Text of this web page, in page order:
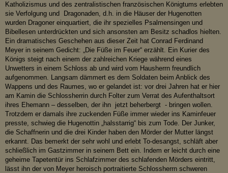
Katholizismus und des zentralistischen französischen Königtums erlebten
sie Verfolgung und Dragonaden, d.h. in die Häuser der Hugenotten
wurden Dragoner einquartiert, die ihr spezielles Psalmensingen und
Bibellesen unterdrückten und sich ansonsten am Besitz schadlos hielten.
Ein dramatisches Geschehen aus dieser Zeit hat Conrad Ferdinand
Meyer in seinem Gedicht: „Die Füße im Feuer“ erzählt. Ein Kurier des
Königs steigt nach einem der zahlreichen Kriege während eines
Unwetters in einem Schloss ab und wird vom Hausherrn freundlich
aufgenommen. Langsam dämmert es dem Soldaten beim Anblick des
Wappens und des Raumes, wo er gelandet ist: vor drei Jahren hat er hier
am Kamin die Schlossherrin durch Folter zum Verrat des Aufenthaltsort
ihres Ehemann – desselben, der ihn jetzt beherbergt - bringen wollen.
Trotzdem er damals ihre zuckenden Füße immer wieder ins Kaminfeuer
presste, schwieg die Hugenottin „halsstarrig“ bis zum Tode. Der Junker,
die Schaffnerin und die drei Kinder haben den Mörder der Mutter längst
erkannt. Das bemerkt der sehr wohl und erlebt To-desangst, schläft aber
schließlich im Gastzimmer in seinem Bett ein. Indem er leicht durch eine
geheime Tapetentür ins Schlafzimmer des schlafenden Mörders eintritt,
lässt ihn der von Meyer heroisch portraitierte Schlossherrn schweren